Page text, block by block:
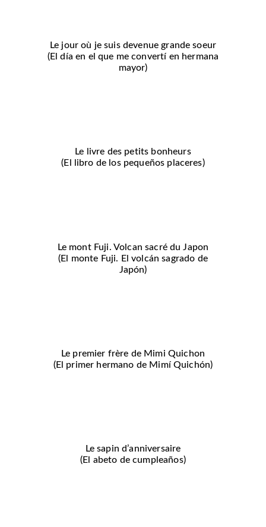
Le jour où je suis devenue grande soeur
(El día en el que me convertí en hermana
mayor)
Le livre des petits bonheurs
(El libro de los pequeños placeres)
Le mont Fuji. Volcan sacré du Japon
(El monte Fuji. El volcán sagrado de
Japón)
Le premier frère de Mimi Quichon
(El primer hermano de Mimí Quichón)
Le sapin d’anniversaire
(El abeto de cumpleaños)